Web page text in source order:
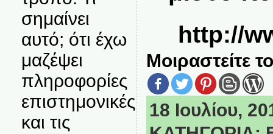
σημαίνει
αυτό; ότι έχω
μαζέψει
πληροφορίες
επιστημονικές
και τις
http://
Μοιραστείτε
18 Ιουλίου,